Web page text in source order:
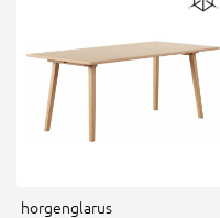
horgenglarus